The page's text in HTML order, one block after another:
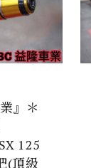
』＊
125
(頂級